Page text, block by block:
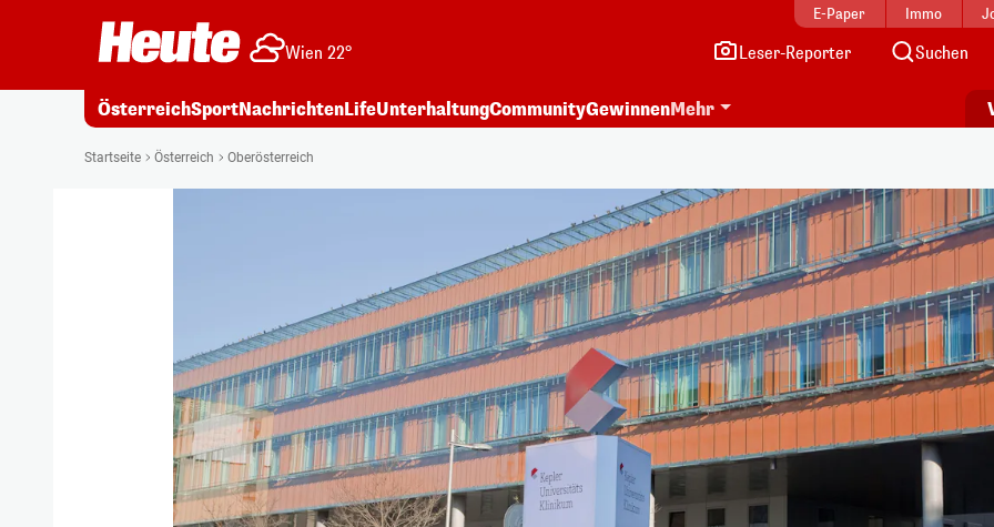
E-Paper Immo
Wien 22° Leser-Reporter Suchen
ÖsterreichSportNachrichtenLifeUnterhaltungCommunityGewinnenMehr
Startseite Österreich Oberösterreich